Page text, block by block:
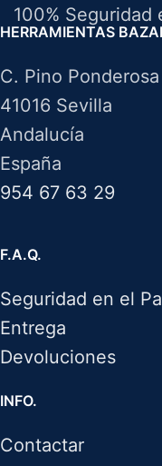
100% Seguridad
HERRAMIENTAS
C. Pino Ponderosa
41016 Sevilla
Andalucía
España
954 67 63 29
F.A.Q.
Seguridad en el
Entrega
Devoluciones
INFO.
Contactar